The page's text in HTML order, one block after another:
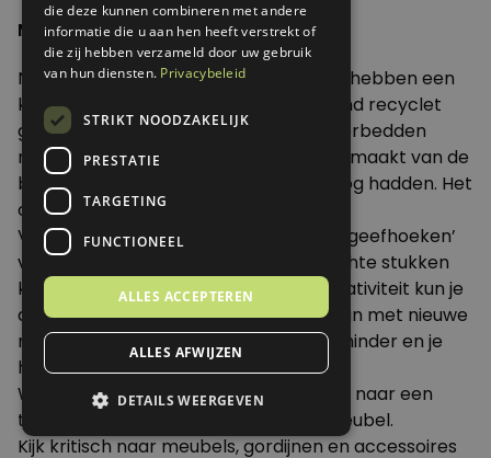
Meubels en andere spullen
Niet alles hoeft nieuw! Mijn vriend en ik hebben een
klushuis en zijn dus veel bezig. Mijn vriend recyclet
graag spullen en wil bijvoorbeeld logeerbedden
maken van pallets, ik heb een lamp gemaakt van de
bamboe schalen van de Ikea die we nog hadden. Het
creatief bezig zijn is erg leuk.
Viamarktplaatsen verschillende ‘weggeefhoeken’
verzamel ik gebruikte materialen. Slechte stukken
kun je weghalen en met wat eigen creativiteit kun je
de klus klaren. Dit kost iets meer tijd dan met nieuwe
materialen, maar het koste een stuk minder en je
hebt meer plezier!
Wij gaan kringlopen afstruinen op zoek naar een
tweedehands keuken en badkamermeubel.
Kijk kritisch naar meubels, gordijnen en accessoires
die deze kunnen combineren met andere
informatie die u aan hen heeft verstrekt of
die zij hebben verzameld door uw gebruik
van hun diensten. Privacybeleid
STRIKT NOODZAKELIJK
PRESTATIE
TARGETING
FUNCTIONEEL
ALLES ACCEPTEREN
ALLES AFWIJZEN
DETAILS WEERGEVEN